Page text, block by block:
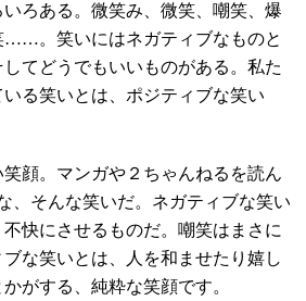
ろある。微笑み、微笑、嘲笑、爆
……。笑いにはネガティブなものと
てどうでもいいものがある。私た
る笑いとは、ポジティブな笑い
顔。マンガや２ちゃんねるを読ん
、そんな笑いだ。ネガティブな笑い
快にさせるものだ。嘲笑はまさに
な笑いとは、人を和ませたり嬉し
がする、純粋な笑顔です。